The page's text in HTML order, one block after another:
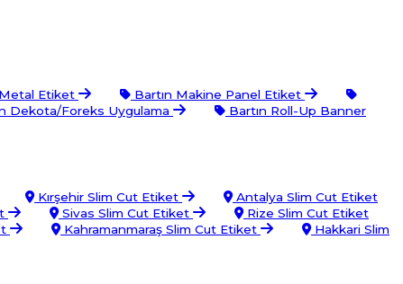
Etiket
Bartın Makine Panel Etiket
Dekota/Foreks Uygulama Bartın Roll-Up Banner
Kırşehir Slim Cut Etiket
Antalya Slim Cut Etiket
Sivas Slim Cut Etiket
Rize Slim Cut Etiket
Kahramanmaraş Slim Cut Etiket
Hakkari Slim